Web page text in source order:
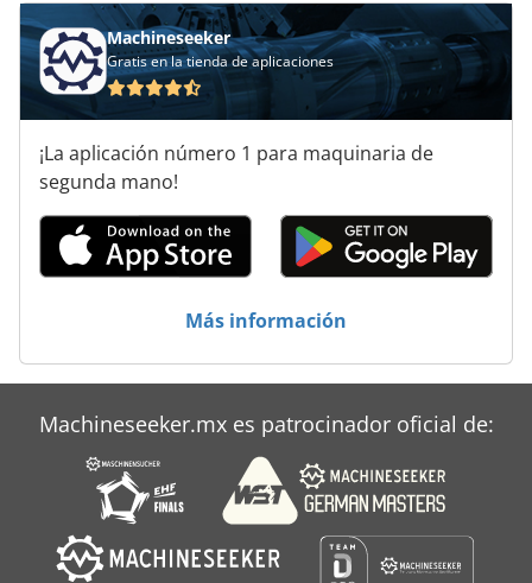
Mini Excavadora
Mini Sierras
Máquina De Orden
Máquinas Para
Precintadora De
Áreas De Aplicación
Machineseeker
Gratis en la tienda de aplicaciones
¡La aplicación número 1 para maquinaria de
segunda mano!
Más información
Machineseeker.mx es patrocinador oficial de: